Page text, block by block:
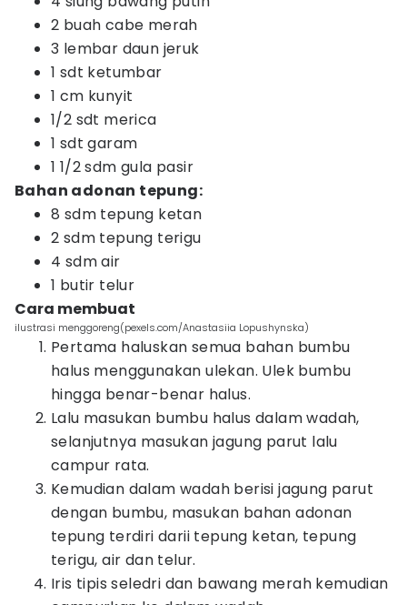
2 buah cabe merah
3 lembar daun jeruk
1 sdt ketumbar
1 cm kunyit
1/2 sdt merica
1 sdt garam
1 1/2 sdm gula pasir
Bahan adonan tepung:
8 sdm tepung ketan
2 sdm tepung terigu
4 sdm air
1 butir telur
Cara membuat
ilustrasi menggoreng(pexels.com/Anastasiia Lopushynska)
Pertama haluskan semua bahan bumbu
halus menggunakan ulekan. Ulek bumbu
hingga benar-benar halus.
Lalu masukan bumbu halus dalam wadah,
selanjutnya masukan jagung parut lalu
campur rata.
Kemudian dalam wadah berisi jagung parut
dengan bumbu, masukan bahan adonan
tepung terdiri darii tepung ketan, tepung
terigu, air dan telur.
Iris tipis seledri dan bawang merah kemudian